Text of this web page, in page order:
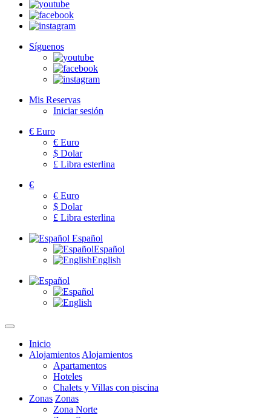
Síguenos
Mis Reservas
Iniciar sesión
€ Euro
€ Euro
$ Dolar
£ Libra esterlina
€
€ Euro
$ Dolar
£ Libra esterlina
Español
Español
English
Inicio
Alojamientos Alojamientos
Apartamentos
Hoteles
Chalets y Villas con piscina
Zonas Zonas
Zona Norte